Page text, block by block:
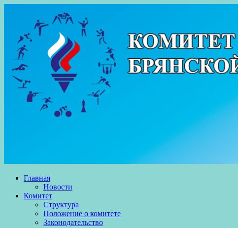
Главная
Новости
Комитет
Структура
Положение о комитете
Законодательство